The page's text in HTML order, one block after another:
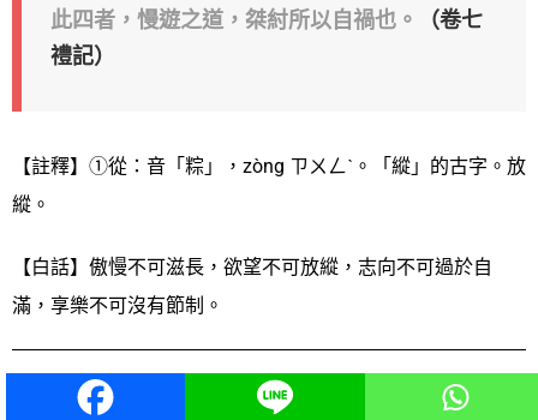
此四者，慢遊之道，桀紂所以自禍也。
（卷七
禮記）
【註釋】①從：音「粽」，zòng ㄗㄨㄥˋ。「縱」的古字。放
縱。
【白話】傲慢不可滋長，欲望不可放縱，志向不可過於自
滿，享樂不可沒有節制。
蓋①明者遠見於未萌，知②者避危於無形，禍固